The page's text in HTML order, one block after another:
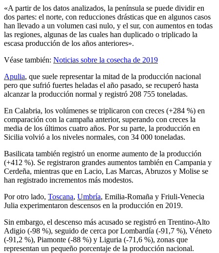
«A partir de los datos analizados, la península se puede dividir en
dos partes: el norte, con reducciones drásticas que en algunos casos
han llevado a un volumen casi nulo, y el sur, con aumentos en todas
las regiones, algunas de las cuales han duplicado o triplicado la
escasa producción de los años anteriores».
Véase también: Noticias sobre la cosecha de 2019
Apulia, que suele representar la mitad de la producción nacional
pero que sufrió fuertes heladas el año pasado, se recuperó hasta
alcanzar la producción normal y registró 208 755 toneladas.
En Calabria, los volúmenes se triplicaron con creces (+284 %) en
comparación con la campaña anterior, superando con creces la
media de los últimos cuatro años. Por su parte, la producción en
Sicilia volvió a los niveles normales, con 34 000 toneladas.
Basilicata también registró un enorme aumento de la producción
(+412 %). Se registraron grandes aumentos también en Campania y
Cerdeña, mientras que en Lacio, Las Marcas, Abruzos y Molise se
han registrado incrementos más modestos.
Por otro lado, Toscana, Umbría, Emilia-Romaña y Friuli-Venecia
Julia experimentaron descensos en la producción en 2019.
Sin embargo, el descenso más acusado se registró en Trentino-Alto
Adigio (-98 %), seguido de cerca por Lombardía (-91,7 %), Véneto
(-91,2 %), Piamonte (-88 %) y Liguria (-71,6 %), zonas que
representan un pequeño porcentaje de la producción nacional.